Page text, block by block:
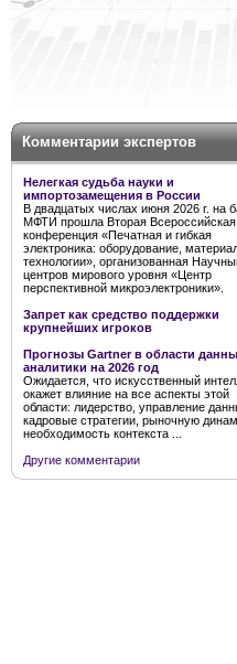
Комментарии экспертов
Нелегкая судьба науки и
импортозамещения в России
В двадцатых числах июня 2026 г. на
МФТИ прошла Вторая Всероссийская
конференция «Печатная и гибкая
электроника: оборудование,
технологии», организованная
центров мирового уровня «Центр
перспективной микроэлектроники».
Запрет как средство поддержки
крупнейших игроков
Прогнозы Gartner в области
аналитики на 2026 год
Ожидается, что искусственный
окажет влияние на все аспекты этой
области: лидерство, управление
кадровые стратегии, рыночную
необходимость контекста ...
Другие комментарии